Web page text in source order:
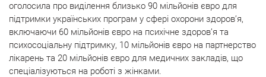
оголосила про виділення близько 90 мільйонів євро для
підтримки українських програм у сфері охорони здоров’я,
включаючи 60 мільйонів євро на психічне здоров’я та
психосоціальну підтримку, 10 мільйонів євро на партнерство
лікарень та 20 мільйонів євро для медичних закладів, що
спеціалізуються на роботі з жінками.